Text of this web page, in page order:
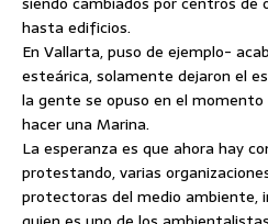
hasta edificios.
En Vallarta, puso de ejemplo-
esteárica, solamente dejaron el
la gente se opuso en el
hacer una Marina.
La esperanza es que ahora hay
protestando, varias
protectoras del medio ambiente,